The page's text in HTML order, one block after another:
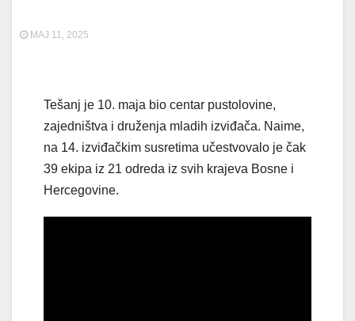
MAJ 11, 2025
Tešanj je 10. maja bio centar pustolovine,
zajedništva i druženja mladih izviđača. Naime,
na 14. izviđačkim susretima učestvovalo je čak
39 ekipa iz 21 odreda iz svih krajeva Bosne i
Hercegovine.